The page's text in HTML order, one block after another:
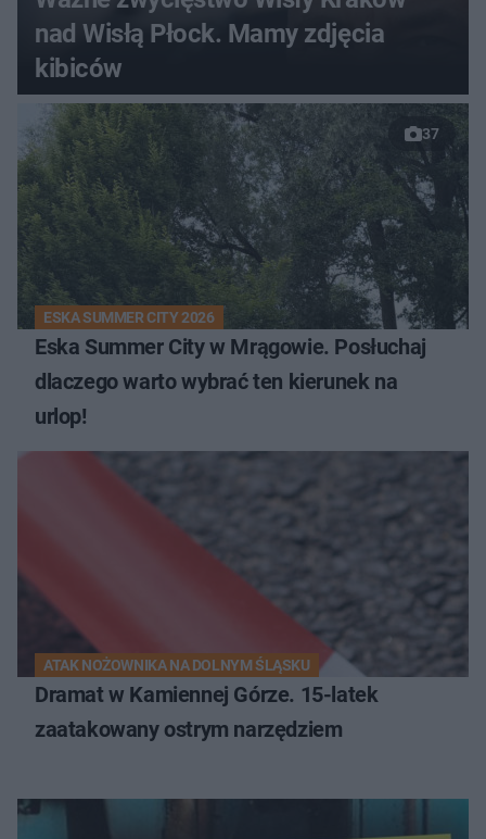
nad Wisłą Płock. Mamy zdjęcia
kibiców
37
ESKA SUMMER CITY 2026
Eska Summer City w Mrągowie. Posłuchaj
dlaczego warto wybrać ten kierunek na
urlop!
ATAK NOŻOWNIKA NA DOLNYM ŚLĄSKU
Dramat w Kamiennej Górze. 15-latek
zaatakowany ostrym narzędziem